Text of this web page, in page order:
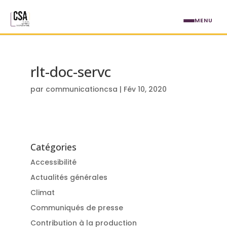
rlt-doc-servc
par communicationcsa | Fév 10, 2020
Catégories
Accessibilité
Actualités générales
Climat
Communiqués de presse
Contribution à la production
MENU